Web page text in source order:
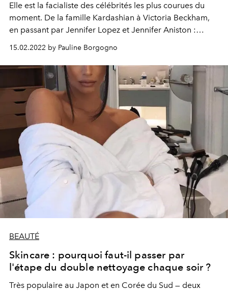
Elle est la facialiste des célébrités les plus courues du
moment. De la famille Kardashian à Victoria Beckham,
en passant par Jennifer Lopez et Jennifer Aniston :
toutes font confiance à Toska Husted. La spécialiste de
renom a confié ses meilleurs secrets à L’Officiel pour
une peau au top.
15.02.2022 by Pauline Borgogno
BEAUTÉ
Skincare : pourquoi faut-il passer par
l'étape du double nettoyage chaque soir ?
Très populaire au Japon et en Corée du Sud — deux